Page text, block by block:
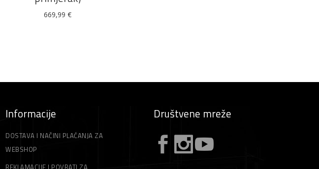
669,99€
Informacije
DOSTAVA I NAČINI PLAĆANJA ZA
WEBSHOP
REKLAMACIJE I POVRATI ZA
Društvene mreže